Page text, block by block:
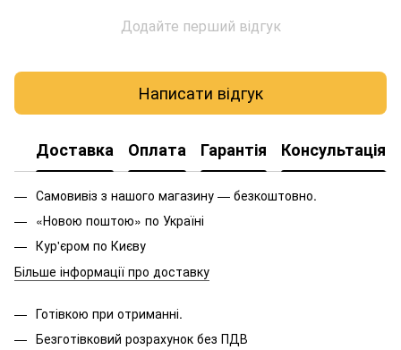
Додайте перший відгук
Написати відгук
Доставка Оплата Гарантія Консультація
Самовивіз з нашого магазину — безкоштовно.
«Новою поштою» по Україні
Кур'єром по Києву
Більше інформації про доставку
Готівкою при отриманні.
Безготівковий розрахунок без ПДВ